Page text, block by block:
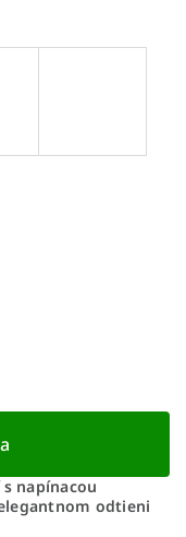
napínacou
odtieni